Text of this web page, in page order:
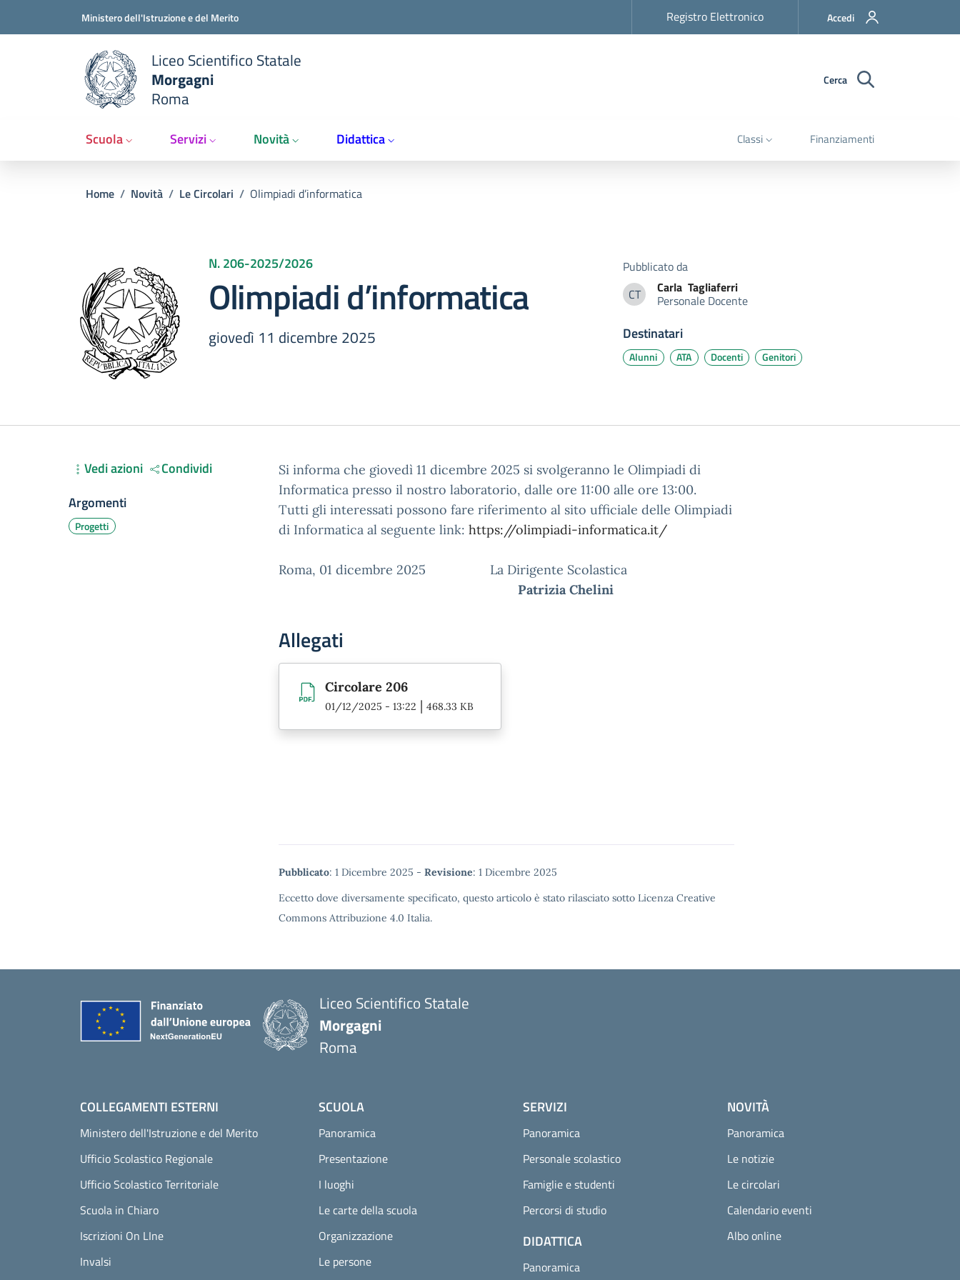
Ministero dell'Istruzione e del MeritoSlim top Registro Elettronico Accedi
Liceo Scientifico Statale
Morgagni
Roma
Cerca
Scuola Servizi Novità Didattica Classi Finanziamenti
Briciole di pane
Home / Novità / Le Circolari / Olimpiadi d’informatica
N. 206-2025/2026
Olimpiadi d’informatica
giovedì 11 dicembre 2025
Pubblicato da
CT
Carla Tagliaferri
Carla Tagliaferri
Personale Docente
Destinatari
Alunni ATA Docenti Genitori
Si informa che giovedì 11 dicembre 2025 si svolgeranno le Olimpiadi di
Informatica presso il nostro laboratorio, dalle ore 11:00 alle ore 13:00.
Tutti gli interessati possono fare riferimento al sito ufficiale delle Olimpiadi
di Informatica al seguente link: https://olimpiadi-informatica.it/
Roma, 01 dicembre 2025 La Dirigente Scolastica
Patrizia Chelini
Allegati
Circolare 206
01/12/2025 - 13:22 | 468.33 KB
Metadata
Pubblicato: 1 Dicembre 2025 - Revisione: 1 Dicembre 2025
Eccetto dove diversamente specificato, questo articolo è stato rilasciato sotto Licenza Creative
Commons Attribuzione 4.0 Italia.
Vedi azioni
Condividi
Argomenti
Progetti
Liceo Scientifico Statale
Morgagni
Roma
COLLEGAMENTI ESTERNI
Ministero dell'Istruzione e del Merito
Ufficio Scolastico Regionale
Ufficio Scolastico Territoriale
Scuola in Chiaro
Iscrizioni On LIne
Invalsi
SCUOLA
Panoramica
Presentazione
I luoghi
Le carte della scuola
Organizzazione
Le persone
SERVIZI
Panoramica
Personale scolastico
Famiglie e studenti
Percorsi di studio
DIDATTICA
Panoramica
NOVITÀ
Panoramica
Le notizie
Le circolari
Calendario eventi
Albo online